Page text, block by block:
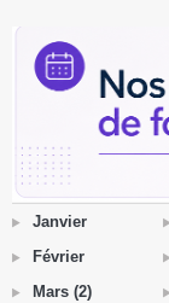
Janvier
Février
Mars (2)